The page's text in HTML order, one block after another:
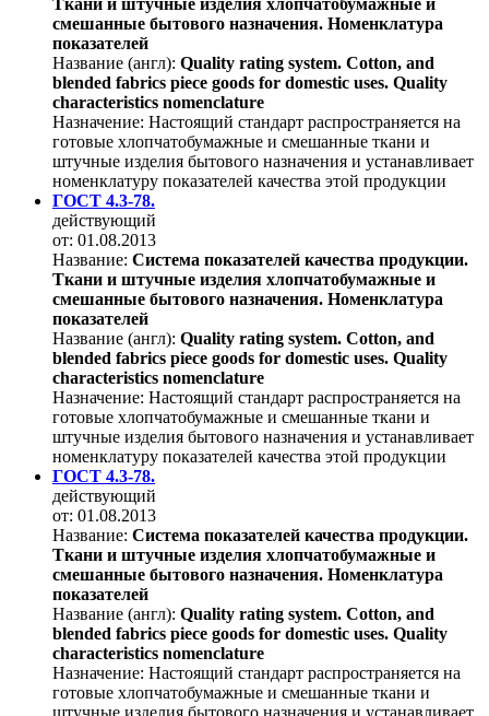
Ткани и штучные изделия хлопчатобумажные и
смешанные бытового назначения. Номенклатура
показателей
Название (англ): Quality rating system. Cotton, and
blended fabrics piece goods for domestic uses. Quality
characteristics nomenclature
Назначение: Настоящий стандарт распространяется на
готовые хлопчатобумажные и смешанные ткани и
штучные изделия бытового назначения и устанавливает
номенклатуру показателей качества этой продукции
ГОСТ 4.3-78.
действующий
от: 01.08.2013
Название: Система показателей качества продукции.
Ткани и штучные изделия хлопчатобумажные и
смешанные бытового назначения. Номенклатура
показателей
Название (англ): Quality rating system. Cotton, and
blended fabrics piece goods for domestic uses. Quality
characteristics nomenclature
Назначение: Настоящий стандарт распространяется на
готовые хлопчатобумажные и смешанные ткани и
штучные изделия бытового назначения и устанавливает
номенклатуру показателей качества этой продукции
ГОСТ 4.3-78.
действующий
от: 01.08.2013
Название: Система показателей качества продукции.
Ткани и штучные изделия хлопчатобумажные и
смешанные бытового назначения. Номенклатура
показателей
Название (англ): Quality rating system. Cotton, and
blended fabrics piece goods for domestic uses. Quality
characteristics nomenclature
Назначение: Настоящий стандарт распространяется на
готовые хлопчатобумажные и смешанные ткани и